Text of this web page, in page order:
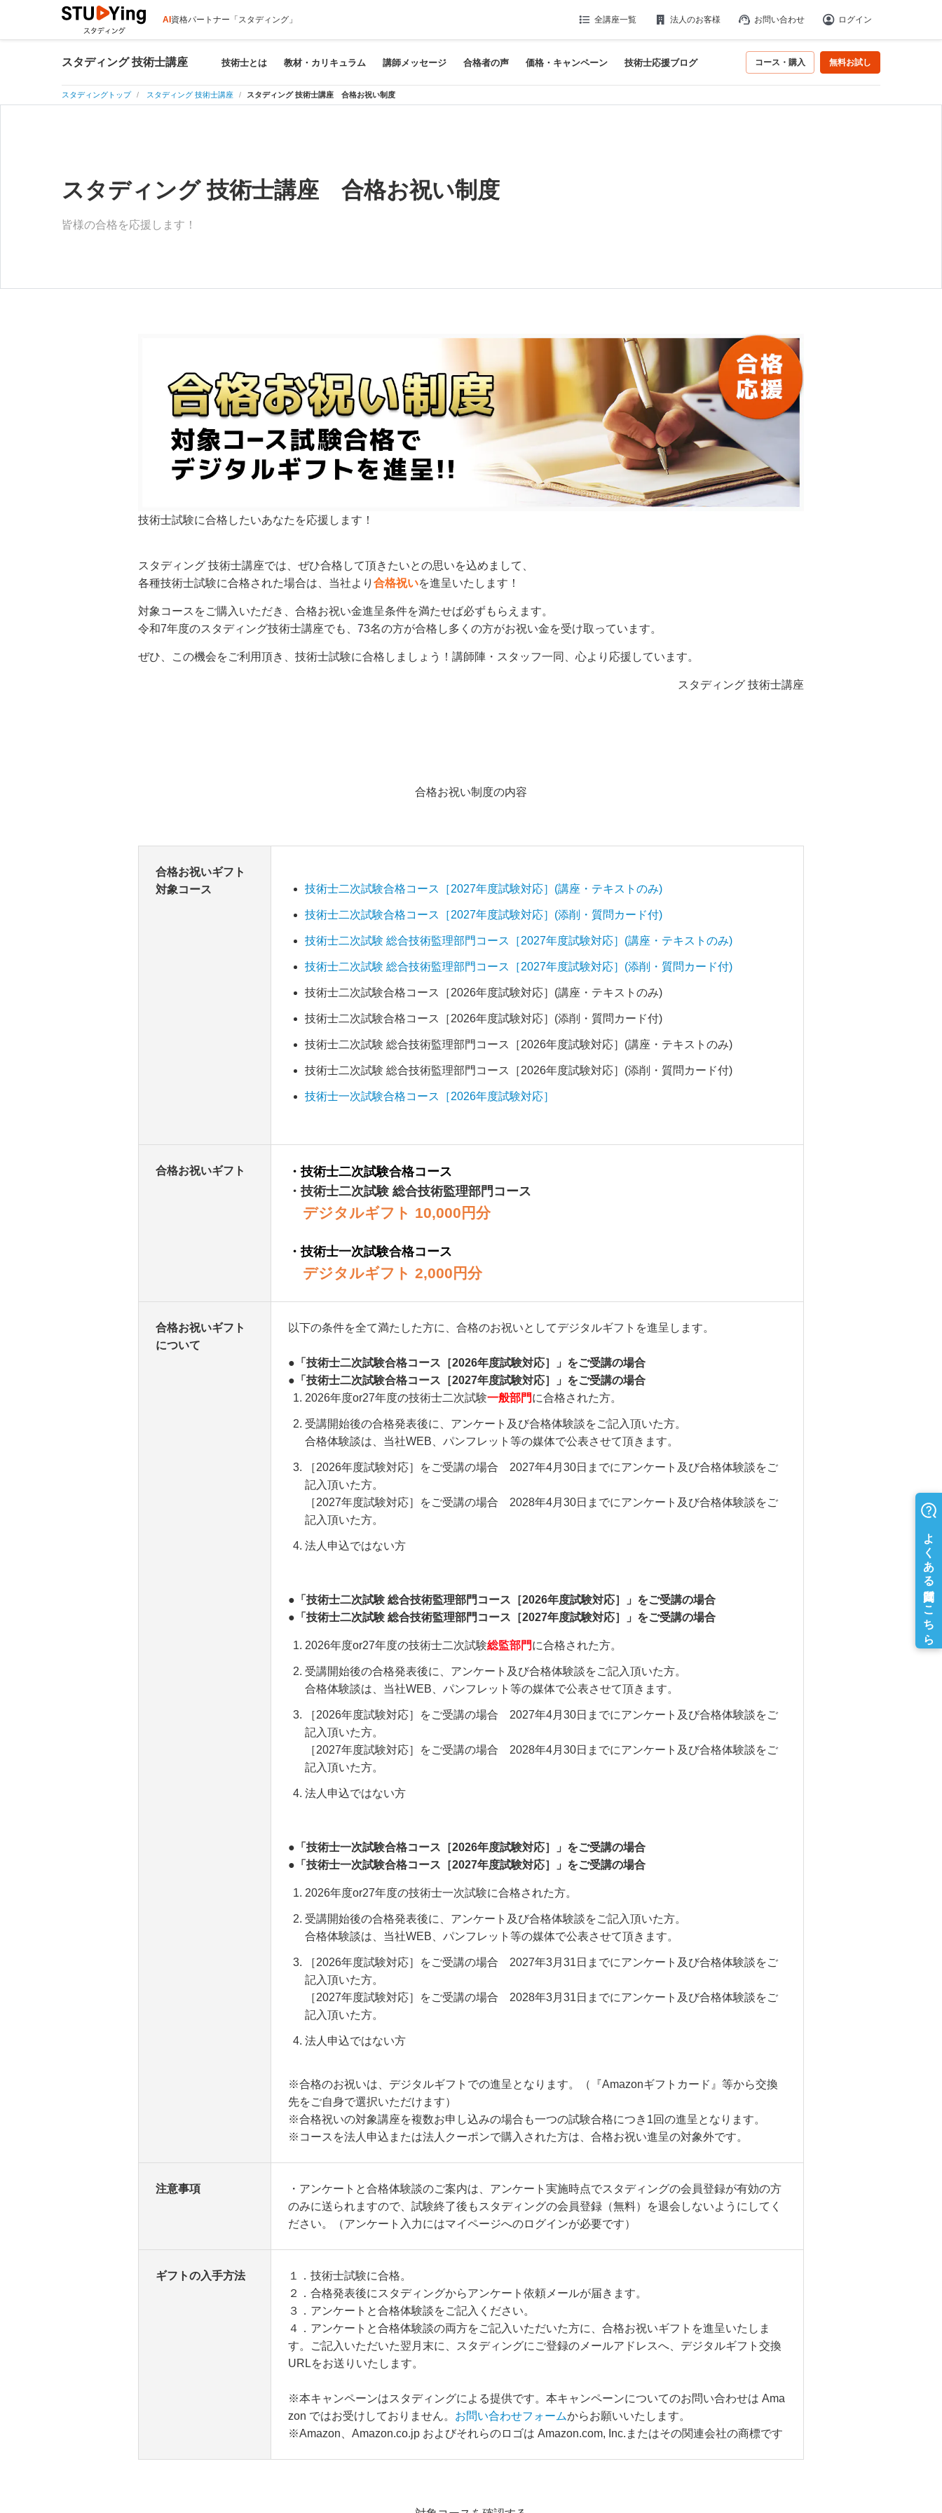
AI 資格パートナー「スタディング」 全講座一覧 法人のお客様 お問い合わせ ログイン
スタディング 技術士講座 技術士とは 教材・カリキュラム 講師メッセージ 合格者の声 価格・キャンペーン 技術士応援ブログ コース・購入 無料お試し
スタディングトップ スタディング 技術士講座 スタディング 技術士講座 合格お祝い制度
スタディング 技術士講座 合格お祝い制度
皆様の合格を応援します！
技術士試験に合格したいあなたを応援します！
スタディング 技術士講座では、 ぜひ合格して頂きたいとの思いを込めまして、
各種技術士試験に合格された場合は、当社より 合格祝いを進呈いたします！
対象コースをご購入いただき、合格お祝い金進呈条件を満たせば必ずもらえます。
令和7年度のスタディング技術士講座でも、73名の方が合格し多くの方がお祝い金を受け取っています。
ぜひ、この機会をご利用頂き、技術士試験に合格しましょう！講師陣・スタッフ一同、心より応援しています。
スタディング 技術士講座
合格お祝い制度の内容
合格お祝いギフト
対象コース
技術士二次試験合格コース［2027年度試験対応］(講座・テキストのみ)
技術士二次試験合格コース［2027年度試験対応］(添削・質問カード付)
技術士二次試験 総合技術監理部門コース［2027年度試験対応］(講座・テキストのみ)
技術士二次試験 総合技術監理部門コース［2027年度試験対応］(添削・質問カード付)
技術士二次試験合格コース［2026年度試験対応］(講座・テキストのみ)
技術士二次試験合格コース［2026年度試験対応］(添削・質問カード付)
技術士二次試験 総合技術監理部門コース［2026年度試験対応］(講座・テキストのみ)
技術士二次試験 総合技術監理部門コース［2026年度試験対応］(添削・質問カード付)
技術士一次試験合格コース［2026年度試験対応］
合格お祝いギフト
・技術士二次試験合格コース
・技術士二次試験 総合技術監理部門コース
デジタルギフト 10,000円分
・技術士一次試験合格コース
デジタルギフト 2,000円分
合格お祝いギフト
について
以下の条件を全て満たした方に、合格のお祝いとしてデジタルギフトを進呈します。
● 「技術士二次試験合格コース［2026年度試験対応］」をご受講の場合
● 「技術士二次試験合格コース［2027年度試験対応］」をご受講の場合
2026年度or27年度の技術士二次試験一般部門に合格された方。
受講開始後の合格発表後に、アンケート及び合格体験談をご記入頂いた方。
合格体験談は、当社WEB、パンフレット等の媒体で公表させて頂きます。
［2026年度試験対応］をご受講の場合
2027年4月30日までにアンケート及び合格体験談をご
記入頂いた方。
［2027年度試験対応］をご受講の場合
2028年4月30日までにアンケート及び合格体験談をご
記入頂いた方。
法人申込ではない方
● 「技術士二次試験 総合技術監理部門コース［2026年度試験対応］」をご受講の場合
● 「技術士二次試験 総合技術監理部門コース［2027年度試験対応］」をご受講の場合
2026年度or27年度の技術士二次試験総監部門に合格された方。
受講開始後の合格発表後に、アンケート及び合格体験談をご記入頂いた方。
合格体験談は、当社WEB、パンフレット等の媒体で公表させて頂きます。
［2026年度試験対応］をご受講の場合
2027年4月30日までにアンケート及び合格体験談をご
記入頂いた方。
［2027年度試験対応］をご受講の場合
2028年4月30日までにアンケート及び合格体験談をご
記入頂いた方。
法人申込ではない方
● 「技術士一次試験合格コース［2026年度試験対応］」をご受講の場合
● 「技術士一次試験合格コース［2027年度試験対応］」をご受講の場合
2026年度or27年度の技術士一次試験に合格された方。
受講開始後の合格発表後に、アンケート及び合格体験談をご記入頂いた方。
合格体験談は、当社WEB、パンフレット等の媒体で公表させて頂きます。
［2026年度試験対応］をご受講の場合 2027年3月31日までにアンケート及び合格体験談をご
記入頂いた方。
［2027年度試験対応］をご受講の場合 2028年3月31日までにアンケート及び合格体験談をご
記入頂いた方。
法人申込ではない方
※合格のお祝いは、 デジタルギフトでの進呈となります。 （
『Amazonギフトカード』等から交換
先をご自身で選択いただけます）
※合格祝いの対象講座を複数お申し込みの場合も一つの試験合格につき1回の進呈となります。
※コースを法人申込または法人クーポンで購入された方は、合格お祝い進呈の対象外です。
注意事項
・アンケートと合格体験談のご案内は、アンケート実施時点でスタディングの会員登録が有効の方
のみに送られますので、試験終了後もスタディングの会員登録（無料）を退会しないようにしてく
ださい。（アンケート入力にはマイページへのログインが必要です）
ギフトの入手方法
１．技術士試験に合格。
２．合格発表後にスタディングからアンケート依頼メールが届きます。
３．アンケートと合格体験談をご記入ください。
４．アンケートと合格体験談の両方をご記入いただいた方に、合格お祝いギフトを進呈いたしま
す。ご記入いただいた翌月末に、スタディングにご登録のメールアドレスへ、デジタルギフト交換
URLをお送りいたします。
※本キャンペーンはスタディングによる提供です。本キャンペーンについてのお問い合わせは Ama
zon ではお受けしてお りません。 お問い合わせフォームからお願いいたします。
※Amazon
Amazon.co.jp およびそれらのロゴは Amazon.com, Inc. またはその関連会社の商標です